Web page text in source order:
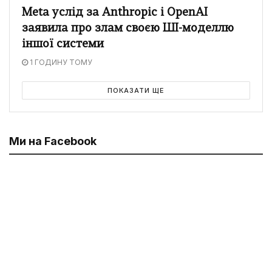
Meta услід за Anthropic і OpenAI
заявила про злам своєю ШІ-моделлю
іншої системи
1 ГОДИНУ ТОМУ
ПОКАЗАТИ ЩЕ
Ми на Facebook